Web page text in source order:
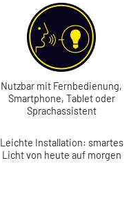
Nutzbar mit Fernbedienung,
Smartphone, Tablet oder
Sprachassistent
Leichte Installation: smartes
Licht von heute auf morgen